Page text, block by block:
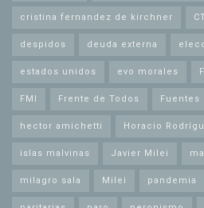
cristina fernandez de kirchner
despidos deuda externa
estados unidos evo morales
FMI Frente de Todos Fuentes
hector amichetti Horacio
islas malvinas Javier Milei
milagro sala Milei pandemia